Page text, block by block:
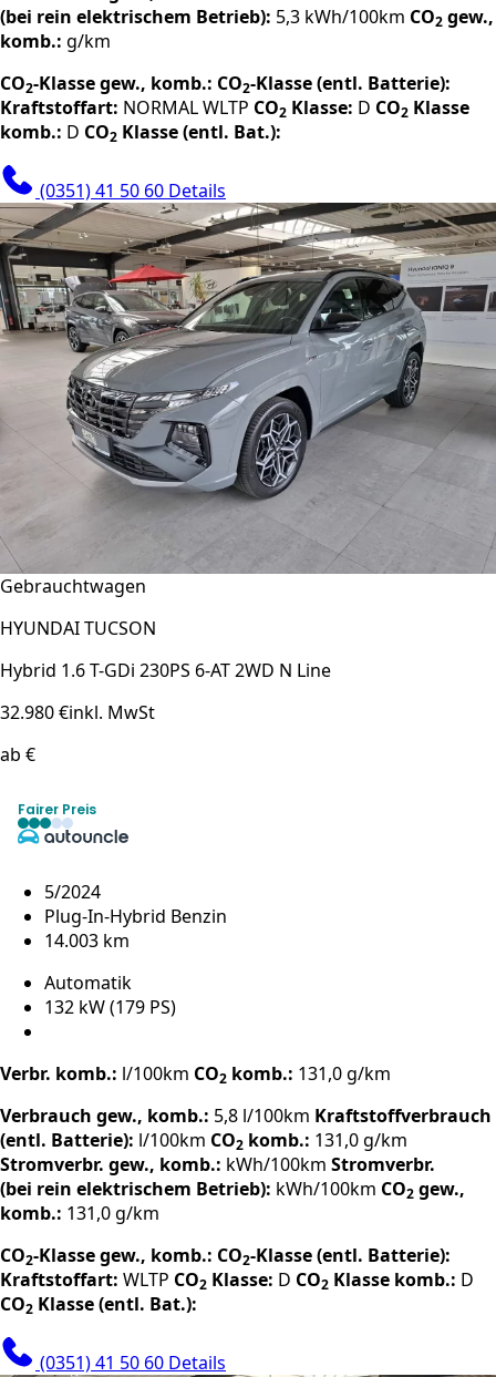
(bei rein elektrischem Betrieb): 5,3 kWh/100km CO2 gew.,
komb.: g/km
CO2-Klasse gew., komb.: CO2-Klasse (entl. Batterie):
Kraftstoffart: NORMALWLTP CO2 Klasse: D CO2 Klasse
komb.: D CO2 Klasse (entl. Bat.):
(0351) 41 50 60 Details
Gebrauchtwagen
HYUNDAI TUCSON
Hybrid 1.6 T-GDi 230PS 6-AT 2WD N Line
32.980 €inkl. MwSt
ab €
Fairer Preis
5/2024
Plug-In-Hybrid Benzin
14.003 km
Automatik
132 kW (179 PS)
Verbr. komb.: l/100km CO2 komb.: 131,0 g/km
Verbrauch gew., komb.: 5,8 l/100km Kraftstoffverbrauch
(entl. Batterie): l/100km CO2 komb.: 131,0 g/km
Stromverbr. gew., komb.: kWh/100km Stromverbr.
(bei rein elektrischem Betrieb): kWh/100km CO2 gew.,
komb.: 131,0 g/km
CO2-Klasse gew., komb.: CO2-Klasse (entl. Batterie):
Kraftstoffart: WLTP CO2 Klasse: D CO2 Klasse komb.: D
CO2 Klasse (entl. Bat.):
(0351) 41 50 60 Details